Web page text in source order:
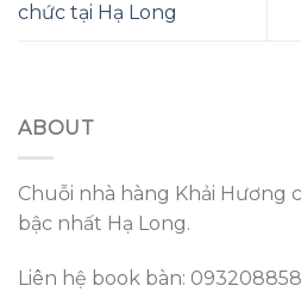
chức tại Hạ Long
ABOUT
Chuỗi nhà hàng Khải Hương
bậc nhất Hạ Long.
Liên hệ book bàn: